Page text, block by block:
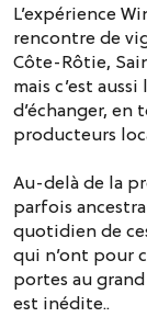
L’expérience
rencontre de
Côte-Rôtie,
mais c’est
d’échanger,
producteurs
Au-delà de la
parfois
quotidien de
qui n’ont pour
portes au
est inédite..